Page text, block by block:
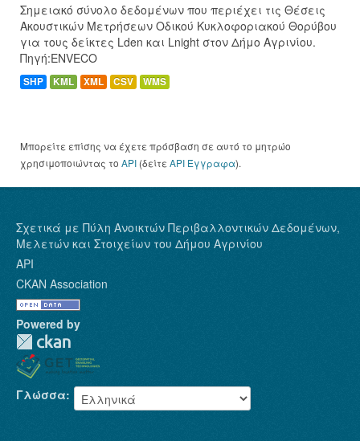
Σημειακό σύνολο δεδομένων που περιέχει τις Θέσεις
Ακουστικών Μετρήσεων Οδικού Κυκλοφοριακού Θορύβου
για τους δείκτες Lden και Lnight στον Δήμο Αγρινίου.
Πηγή:ENVECO
SHP KML XML CSV WMS
Μπορείτε επίσης να έχετε πρόσβαση σε αυτό το μητρώο
χρησιμοποιώντας το API (δείτε API Έγγραφα).
Σχετικά με Πύλη Ανοικτών Περιβαλλοντικών Δεδομένων,
Μελετών και Στοιχείων του Δήμου Αγρινίου
API
CKAN Association
Powered by
Γλώσσα